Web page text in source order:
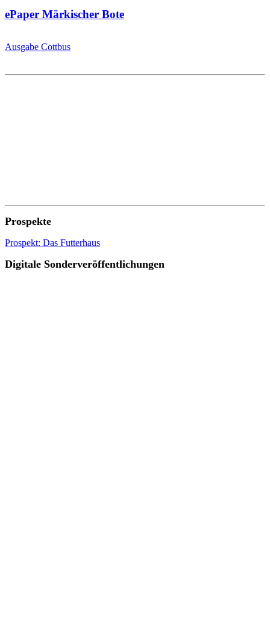
ePaper Märkischer Bote
Ausgabe Cottbus
Prospekte
Prospekt: Das Futterhaus
Digitale Sonderveröffentlichungen